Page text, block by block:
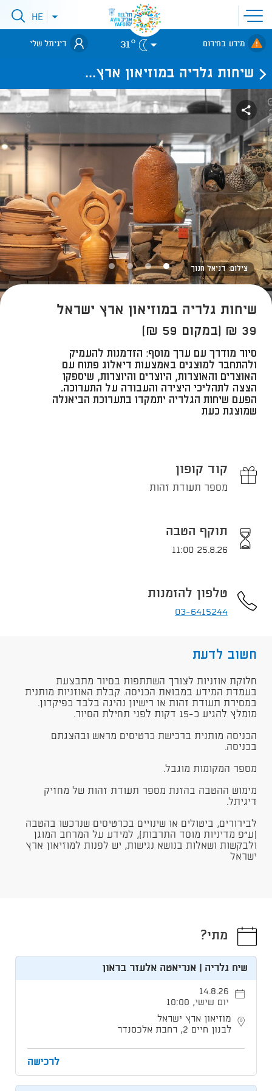
פתיחת
תפריט
אתר
לאתר עיריית
תל-אביב
פתיחתHE
מידע בחירום 31° דיגיתל שלי
שיחות גלריה במוזיאון ארץ...
צילום: דניאל חנוך
שיחות גלריה במוזיאון ארץ ישראל
39 ₪ (במקום 59 ₪)
סיור מודרך עם ערך מוסף: הזדמנות להעמיק
ולהתחבר למוצגים באמצעות דיאלוג פתוח עם
האוצרים והאוצרות, היוצרים והיוצרות, שיספקו
הצצה לתהליכי היצירה והעבודה על התערוכה.
הפעם שיחות הגלריה יתמקדו בתערוכת הביאנלה
שמוצגת כעת
קוד קופון
מספר תעודת זהות
תוקף הטבה
25.8.26 11:00
טלפון להזמנות
03-6415244
חשוב לדעת
חלוקת אוזניות לצורך השתתפות בסיור מתבצעת
בעמדת המידע במבואת הכניסה. קבלת האוזניות מותנית
במסירת תעודת זהות או רישיון נהיגה בלבד כפיקדון.
מומלץ להגיע כ-15 דקות לפני תחילת הסיור.
הכניסה מותנית ברכישת כרטיסים מראש ובהצגתם
בכניסה.
מספר המקומות מוגבל.
מימוש ההטבה בהזנת מספר תעודת זהות של מחזיק
דיגיתל.
לבירורים, ביטולים או שינויים בכרטיסים שנרכשו בהטבה
(ע"פ מדיניות מוסד התרבות), למידע על המרחב המוגן
ולבקשות ושאלות בנושא נגישות, יש לפנות למוזיאון ארץ
ישראל
מתי?
שיח גלריה | אנריאטה אלעזר בראון
14.8.26
יום שישי, 10:00
מוזיאון ארץ ישראל
לבנון חיים 2, רחבת אלכסנדר
לרכישה